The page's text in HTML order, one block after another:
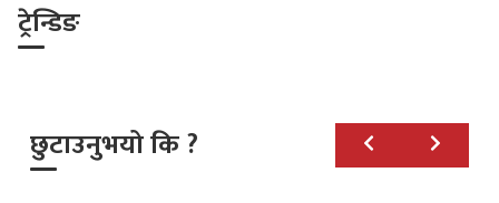
ट्रेन्डिङ
छुटाउनुभयो कि ?